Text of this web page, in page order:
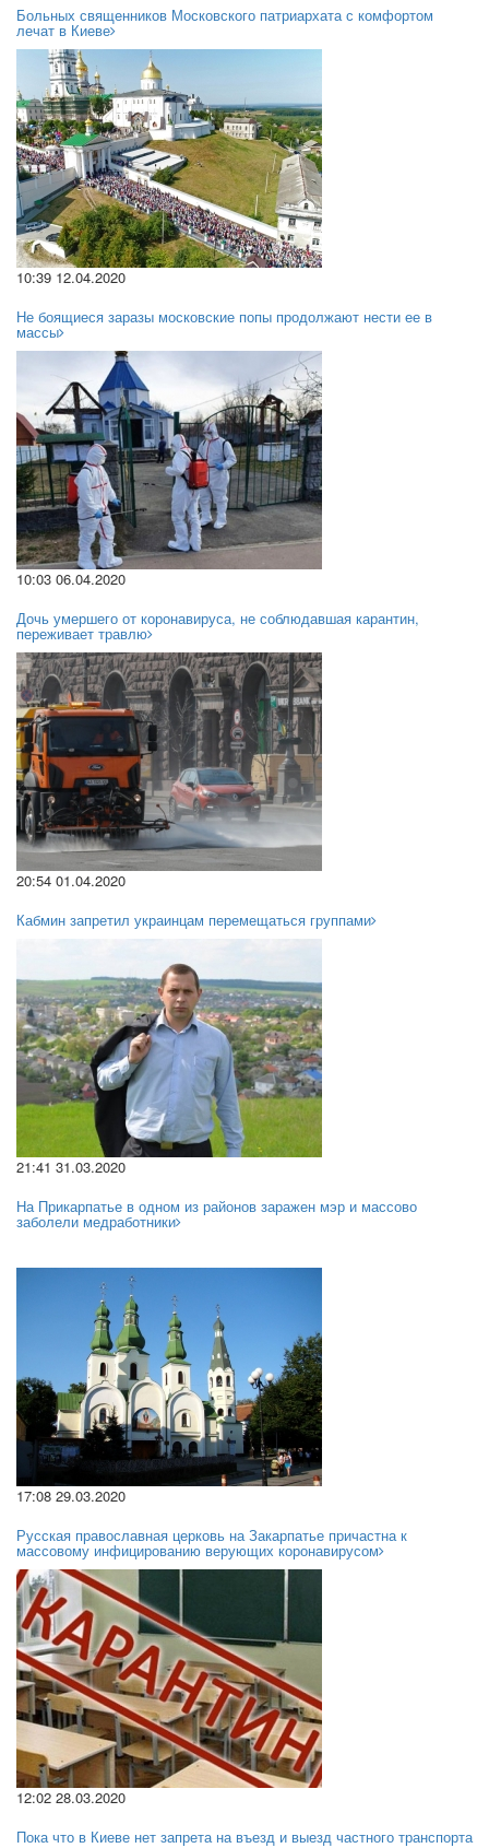
Больных священников Московского патриархата с комфортом
лечат в Киеве
10:39 12.04.2020
Не боящиеся заразы московские попы продолжают нести ее в
массы
10:03 06.04.2020
Дочь умершего от коронавируса, не соблюдавшая карантин,
переживает травлю
20:54 01.04.2020
Кабмин запретил украинцам перемещаться группами
21:41 31.03.2020
На Прикарпатье в одном из районов заражен мэр и массово
заболели медработники
17:08 29.03.2020
Русская православная церковь на Закарпатье причастна к
массовому инфицированию верующих коронавирусом
12:02 28.03.2020
Пока что в Киеве нет запрета на въезд и выезд частного транспорта